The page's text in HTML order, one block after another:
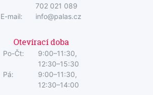
702 021 089
E-mail:
info@palas.cz
Otevírací doba
Po-Čt:
9:00–11:30,
12:30–15:30
Pá:
9:00–11:30,
12:30–14:00